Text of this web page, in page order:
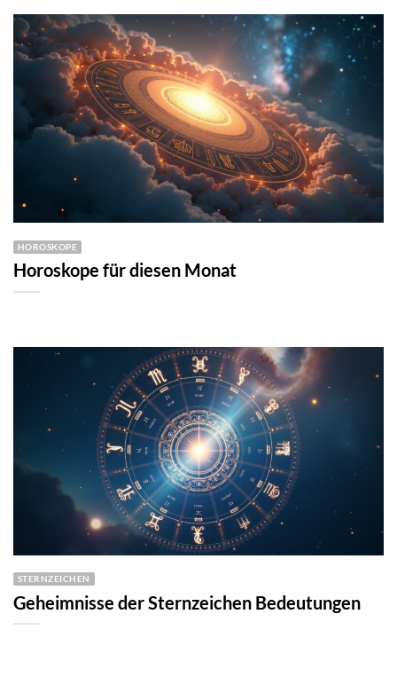
HOROSKOPE
Horoskope für diesen Monat
STERNZEICHEN
Geheimnisse der Sternzeichen Bedeutungen